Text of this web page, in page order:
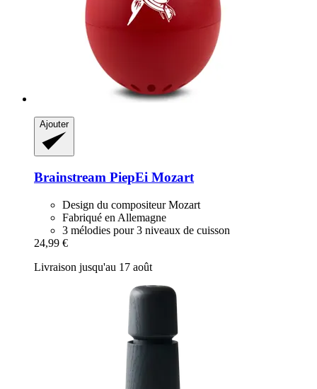
Ajouter
Brainstream PiepEi Mozart
Design du compositeur Mozart
Fabriqué en Allemagne
3 mélodies pour 3 niveaux de cuisson
24,99 €
Livraison jusqu'au 17 août